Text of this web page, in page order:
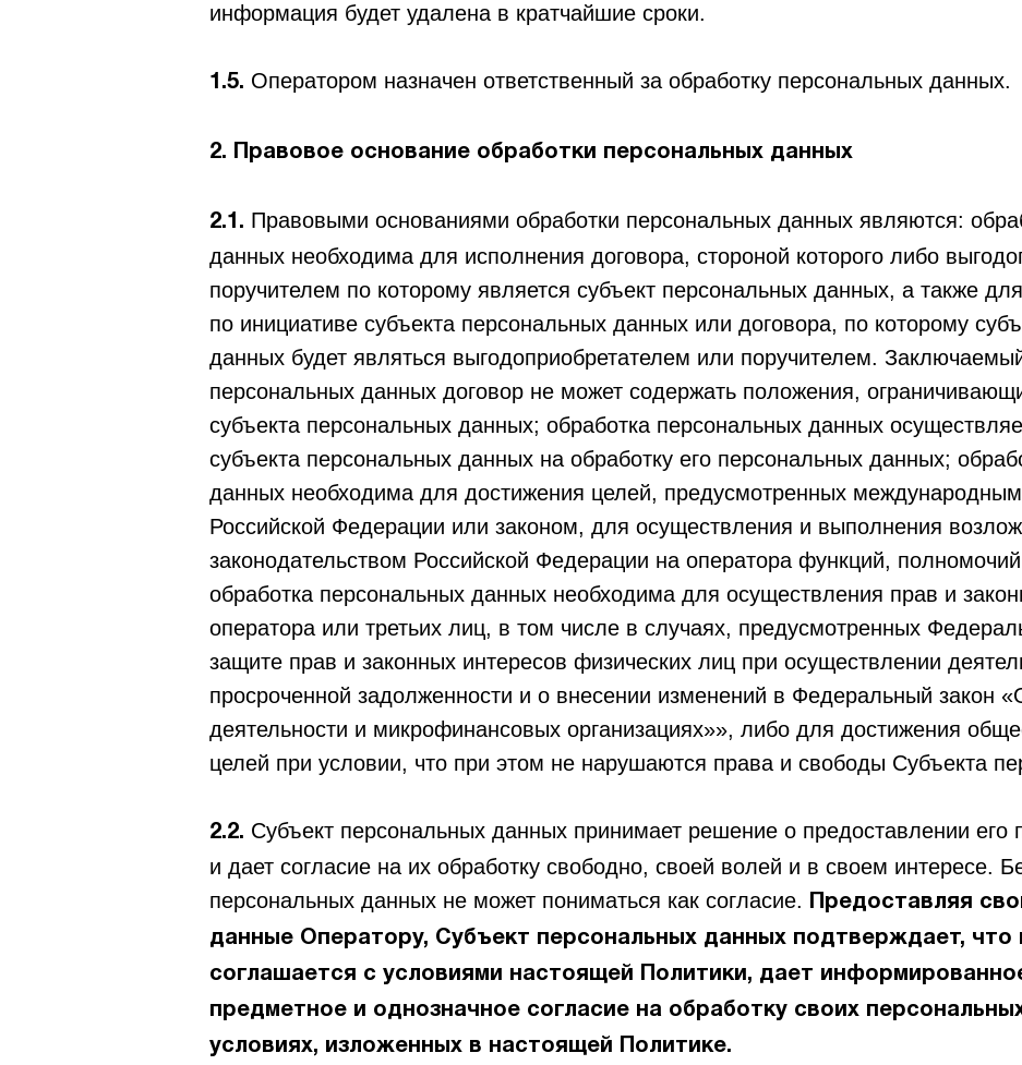
информация будет удалена в кратчайшие сроки.
1.5. Оператором назначен ответственный за обработку персональных данных.
2. Правовое основание обработки персональных данных
2.1. Правовыми основаниями обработки персональных данных являются:
данных необходима для исполнения договора, стороной которого либо
поручителем по которому является субъект персональных данных, а также
по инициативе субъекта персональных данных или договора, по которому
данных будет являться выгодоприобретателем или поручителем.
персональных данных договор не может содержать положения,
субъекта персональных данных; обработка персональных данных
субъекта персональных данных на обработку его персональных данных;
данных необходима для достижения целей, предусмотренных
Российской Федерации или законом, для осуществления и выполнения
законодательством Российской Федерации на оператора функций,
обработка персональных данных необходима для осуществления прав и
оператора или третьих лиц, в том числе в случаях, предусмотренных
защите прав и законных интересов физических лиц при осуществлении
просроченной задолженности и о внесении изменений в Федеральный закон
деятельности и микрофинансовых организациях»», либо для достижения
целей при условии, что при этом не нарушаются права и свободы Субъекта
2.2. Субъект персональных данных принимает решение о предоставлении его
и дает согласие на их обработку свободно, своей волей и в своем интересе.
персональных данных не может пониматься как согласие.
Предоставляя
данные Оператору, Субъект персональных данных подтверждает, что
соглашается с условиями настоящей Политики, дает
предметное и однозначное согласие на обработку своих
условиях, изложенных в настоящей Политике.